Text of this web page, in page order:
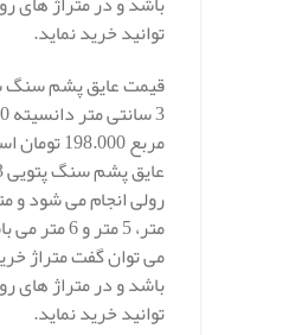
توانید خرید نماید.
قیمت عایق پشم سنگ
مربع
متر، 5 متر و
می توان گفت متراژ
باشد و در متراژ های
توانید خرید نماید.